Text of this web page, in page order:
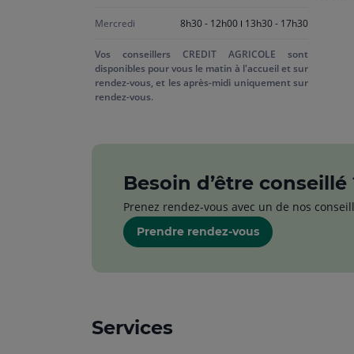
Mercredi 8h30 - 12h00 13h30 - 17h30
Vos conseillers CREDIT AGRICOLE sont
disponibles pour vous le matin à l'accueil et sur
rendez-vous, et les après-midi uniquement sur
rendez-vous.
Besoin d’être conseillé
Prenez rendez-vous avec un de nos
Prendre rendez-vous
Services